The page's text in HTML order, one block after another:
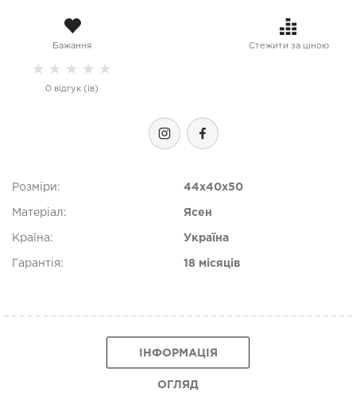
Бажання Стежити за ціною
★ ★ ★ ★ ★
0 відгук (ів)
Розміри: 44x40x50
Матеріал: Ясен
Країна: Україна
Гарантія: 18 місяців
ІНФОРМАЦІЯ
ОГЛЯД